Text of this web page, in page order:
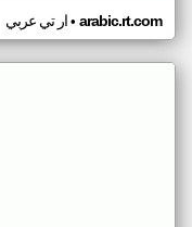
ار تي عربي• arabic.rt.com